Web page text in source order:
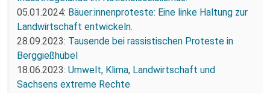
05.01.2024: Bäuer:innenproteste: Eine linke Haltung zur
Landwirtschaft entwickeln.
28.09.2023: Tausende bei rassistischen Proteste in
Berggießhübel
18.06.2023: Umwelt, Klima, Landwirtschaft und
Sachsens extreme Rechte